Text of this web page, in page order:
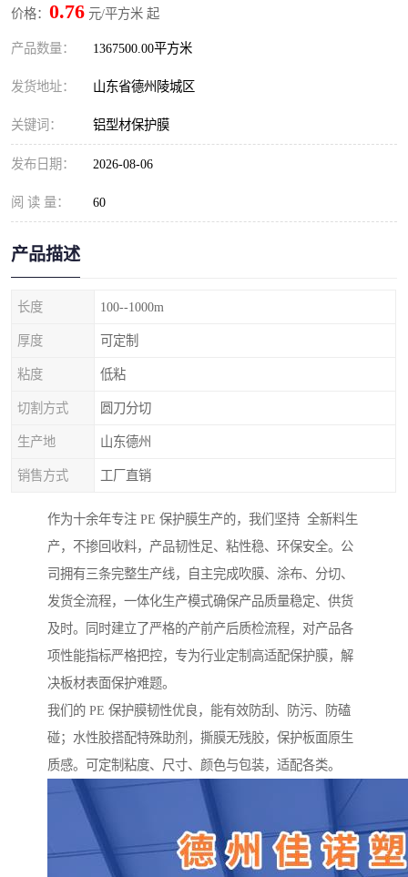
价格： 0.76 元/平方米 起
产品数量： 1367500.00平方米
发货地址： 山东省德州陵城区
关键词： 铝型材保护膜
发布日期： 2026-08-06
阅 读 量： 60
产品描述
长度 100--1000m
厚度 可定制
粘度 低粘
切割方式 圆刀分切
生产地 山东德州
销售方式 工厂直销
作为十余年专注 PE 保护膜生产的，我们坚持 全新料生
产，不掺回收料，产品韧性足、粘性稳、环保安全。公
司拥有三条完整生产线，自主完成吹膜、涂布、分切、
发货全流程，一体化生产模式确保产品质量稳定、供货
及时。同时建立了严格的产前产后质检流程，对产品各
项性能指标严格把控，专为行业定制高适配保护膜，解
决板材表面保护难题。
我们的 PE 保护膜韧性优良，能有效防刮、防污、防磕
碰；水性胶搭配特殊助剂，撕膜无残胶，保护板面原生
质感。可定制粘度、尺寸、颜色与包装，适配各类。